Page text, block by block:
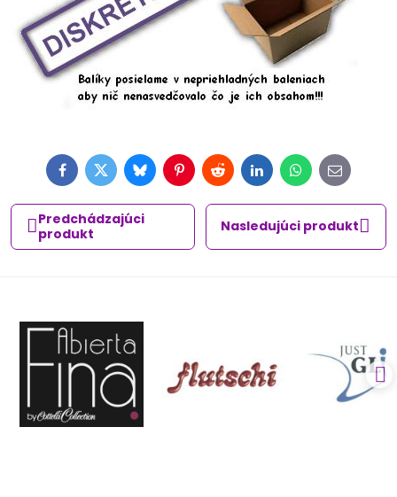
FacebookTwitterBlueskyPinterestRedditLinkedInWhatsApp
E-
mail
Predchádzajúci
produkt
Nasledujúci produkt